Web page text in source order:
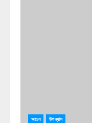
অচেন উপন্যাস